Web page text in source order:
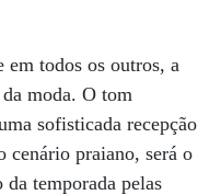
em todos os outros, a
moda. O tom
sofisticada recepção
cenário praiano, será o
temporada pelas